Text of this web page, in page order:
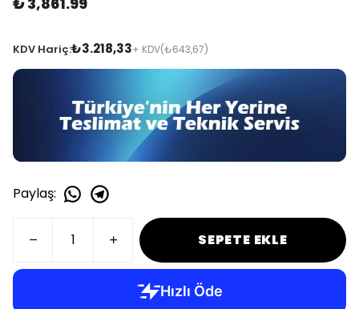
KDV Hariç:₺3.218,33+ KDV(₺643,67)
Paylaş:
SEPETE EKLE